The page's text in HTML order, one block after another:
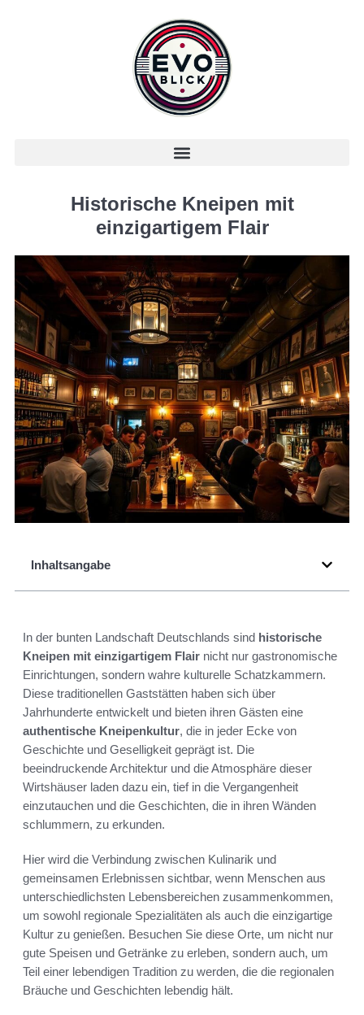
Historische Kneipen mit
einzigartigem Flair
Inhaltsangabe
In der bunten Landschaft Deutschlands sind historische
Kneipen mit einzigartigem Flair nicht nur gastronomische
Einrichtungen, sondern wahre kulturelle Schatzkammern.
Diese traditionellen Gaststätten haben sich über
Jahrhunderte entwickelt und bieten ihren Gästen eine
authentische Kneipenkultur, die in jeder Ecke von
Geschichte und Geselligkeit geprägt ist. Die
beeindruckende Architektur und die Atmosphäre dieser
Wirtshäuser laden dazu ein, tief in die Vergangenheit
einzutauchen und die Geschichten, die in ihren Wänden
schlummern, zu erkunden.
Hier wird die Verbindung zwischen Kulinarik und
gemeinsamen Erlebnissen sichtbar, wenn Menschen aus
unterschiedlichsten Lebensbereichen zusammenkommen,
um sowohl regionale Spezialitäten als auch die einzigartige
Kultur zu genießen. Besuchen Sie diese Orte, um nicht nur
gute Speisen und Getränke zu erleben, sondern auch, um
Teil einer lebendigen Tradition zu werden, die die regionalen
Bräuche und Geschichten lebendig hält.